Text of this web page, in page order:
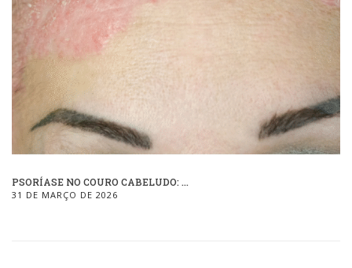
PSORÍASE NO COURO CABELUDO: ...
31 DE MARÇO DE 2026